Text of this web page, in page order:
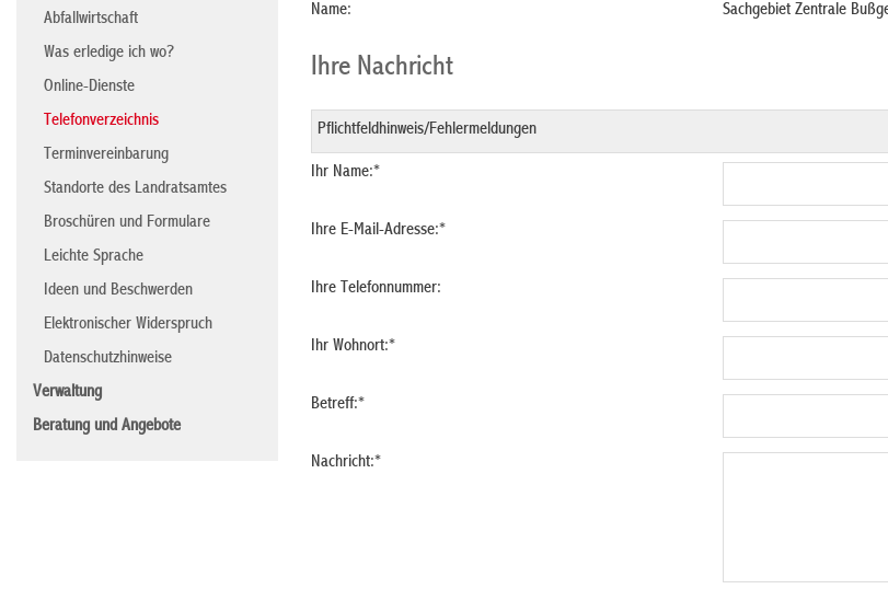
Abfallwirtschaft
Was erledige ich wo?
Online-Dienste
Telefonverzeichnis
Terminvereinbarung
Standorte des Landratsamtes
Broschüren und Formulare
Leichte Sprache
Ideen und Beschwerden
Elektronischer Widerspruch
Datenschutzhinweise
Verwaltung
Beratung und Angebote
Name: Sachgebiet Zentrale
Ihre Nachricht
Ihr Name:*
Ihre E-Mail-Adresse:*
Ihre Telefonnummer:
Ihr Wohnort:*
Betreff:*
Nachricht:*